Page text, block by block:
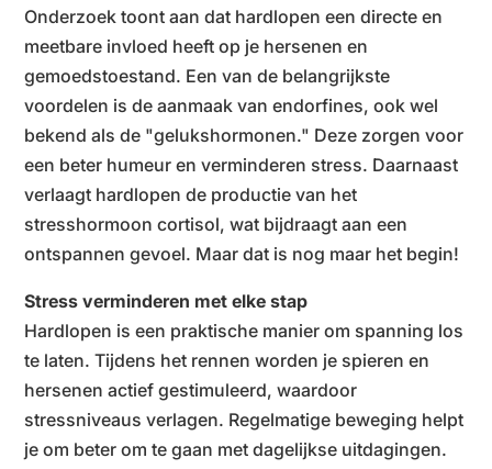
Onderzoek toont aan dat hardlopen een directe en
meetbare invloed heeft op je hersenen en
gemoedstoestand. Een van de belangrijkste
voordelen is de aanmaak van endorfines, ook wel
bekend als de "gelukshormonen." Deze zorgen voor
een beter humeur en verminderen stress. Daarnaast
verlaagt hardlopen de productie van het
stresshormoon cortisol, wat bijdraagt aan een
ontspannen gevoel. Maar dat is nog maar het begin!
Stress verminderen met elke stap
Hardlopen is een praktische manier om spanning los
te laten. Tijdens het rennen worden je spieren en
hersenen actief gestimuleerd, waardoor
stressniveaus verlagen. Regelmatige beweging helpt
je om beter om te gaan met dagelijkse uitdagingen.